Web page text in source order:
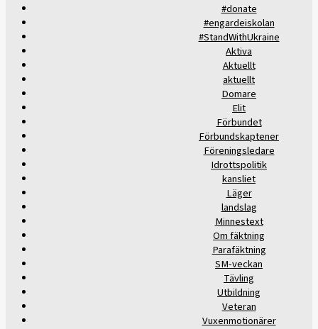
#donate
#engardeiskolan
#StandWithUkraine
Aktiva
Aktuellt
aktuellt
Domare
Elit
Förbundet
Förbundskaptener
Föreningsledare
Idrottspolitik
kansliet
Läger
landslag
Minnestext
Om fäktning
Parafäktning
SM-veckan
Tävling
Utbildning
Veteran
Vuxenmotionärer